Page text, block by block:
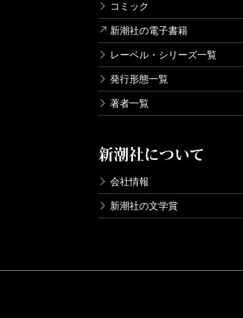
コミック
新潮社の電子書籍
レーベル・シリーズ一覧
発行形態一覧
著者一覧
新潮社について
会社情報
新潮社の文学賞